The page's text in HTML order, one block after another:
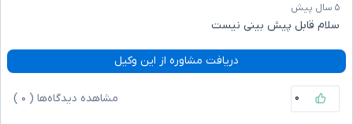
۵ سال پیش
سلام قابل پیش بینی نیست
دریافت مشاوره از این وکیل
۰ مشاهده دیدگاه‌ها ( ۰